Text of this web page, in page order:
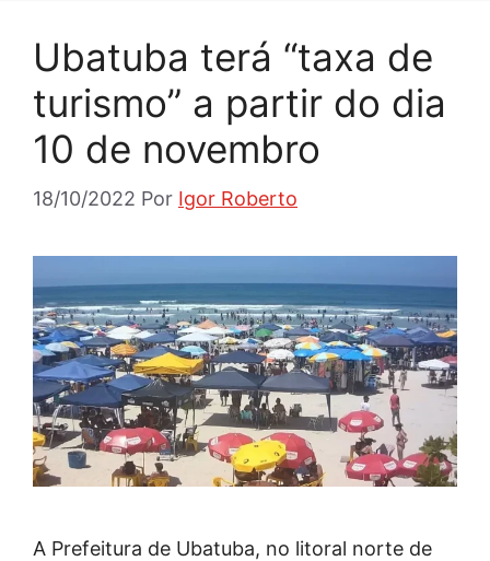
Ubatuba terá “taxa de
turismo” a partir do dia
10 de novembro
18/10/2022 Por Igor Roberto
A Prefeitura de Ubatuba, no litoral norte de